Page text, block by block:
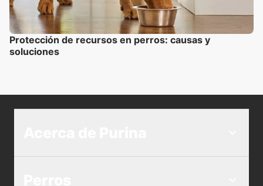
Protección de recursos en perros: causas y
soluciones